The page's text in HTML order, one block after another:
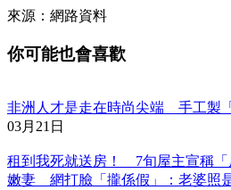
來源：網路資料
你可能也會喜歡
非洲人才是走在時尚尖端 手工製
03月21日
租到我死就送房！ 7旬屋主宣稱「
嫩妻 網打臉「攏係假」：老婆照